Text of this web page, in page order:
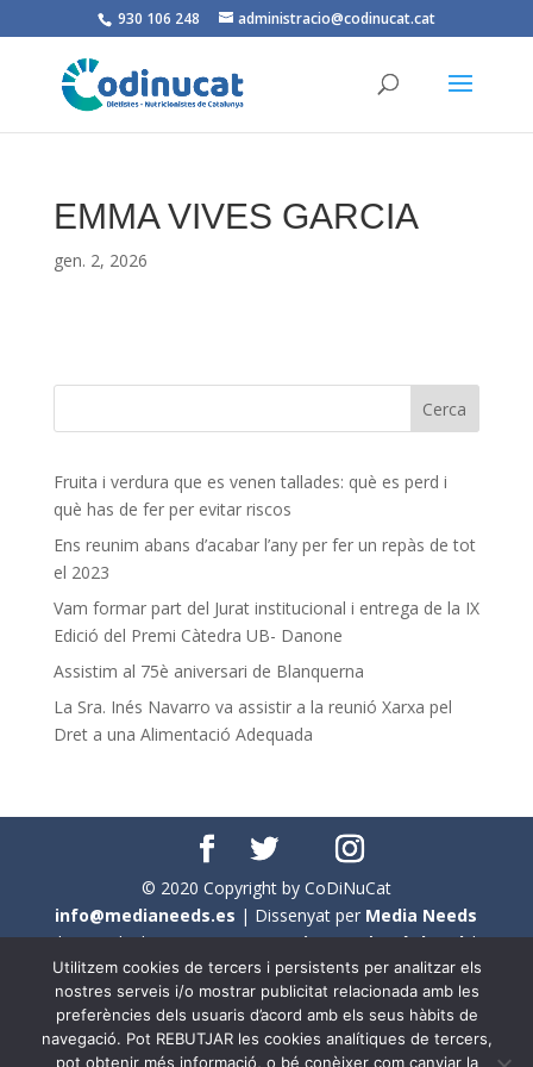
930 106 248 administracio@codinucat.cat
EMMA VIVES GARCIA
gen. 2, 2026
Fruita i verdura que es venen tallades: què es perd i
què has de fer per evitar riscos
Ens reunim abans d’acabar l’any per fer un repàs de tot
el 2023
Vam formar part del Jurat institucional i entrega de la IX
Edició del Premi Càtedra UB- Danone
Assistim al 75è aniversari de Blanquerna
La Sra. Inés Navarro va assistir a la reunió Xarxa pel
Dret a una Alimentació Adequada
© 2020 Copyright by CoDiNuCat
info@medianeeds.es | Dissenyat per Media Needs
| Tots els drets reservats aCoDiNuCat |Avís legal|
Avís per cookies
En aquest web s'ha tingut en compte l'ús no sexista del
llenguatge. No obstant això, i a causa de la seva
Utilitzem cookies de tercers i persistents per analitzar els
nostres serveis i/o mostrar publicitat relacionada amb les
preferències dels usuaris d’acord amb els seus hàbits de
navegació. Pot REBUTJAR les cookies analítiques de tercers,
pot obtenir més informació, o bé conèixer com canviar la